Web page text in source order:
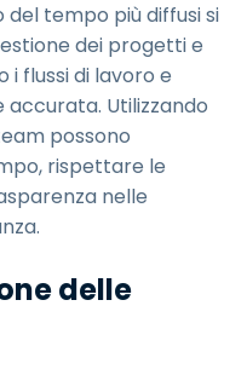
tempo più diffusi si
dei progetti e
i flussi di lavoro e
Utilizzando
possono
rispettare le
nelle
delle